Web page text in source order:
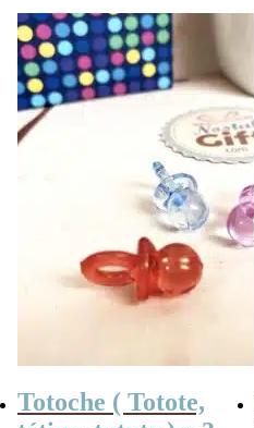
19,90€.17,90€.
Totoche ( Totote,